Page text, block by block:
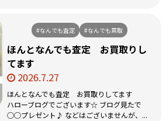
#なんでも査定 #なんでも買取
ほんとなんでも査定 お買取りし
てます
2026.7.27
ほんとなんでも査定 お買取りしてます
ハローブログでございます☆ ブログ見たで
○○プレゼント♪ などはございませんが、...